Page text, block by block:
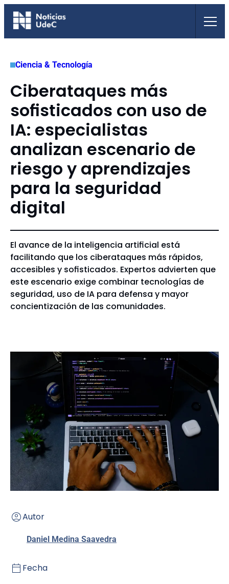
Saltar
Ciencia & Tecnología
Ciberataques más
sofisticados con uso de
IA: especialistas
analizan escenario de
riesgo y aprendizajes
para la seguridad
digital
El avance de la inteligencia artificial está
facilitando que los ciberataques más rápidos,
accesibles y sofisticados. Expertos advierten que
este escenario exige combinar tecnologías de
seguridad, uso de IA para defensa y mayor
concientización de las comunidades.
Autor
Daniel Medina Saavedra
Fecha